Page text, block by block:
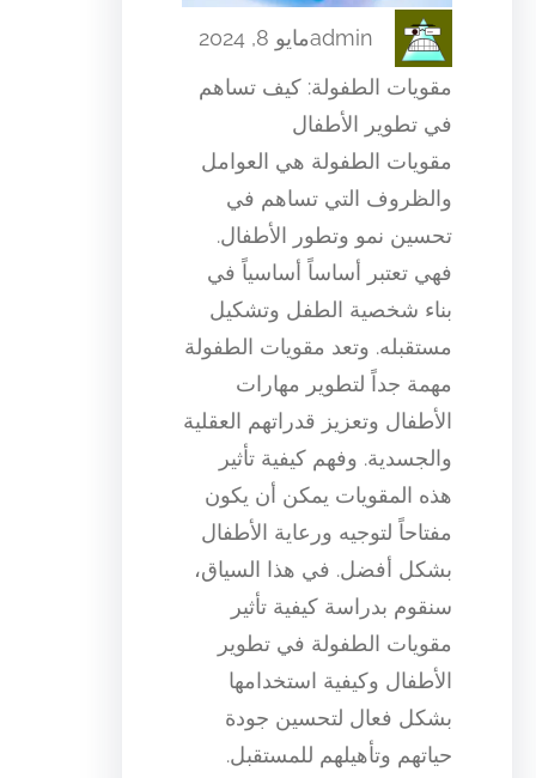
adminمايو 8, 2024
مقويات الطفولة: كيف تساهم
في تطوير الأطفال
مقويات الطفولة هي العوامل
والظروف التي تساهم في
تحسين نمو وتطور الأطفال.
فهي تعتبر أساساً أساسياً في
بناء شخصية الطفل وتشكيل
مستقبله. وتعد مقويات الطفولة
مهمة جداً لتطوير مهارات
الأطفال وتعزيز قدراتهم العقلية
والجسدية. وفهم كيفية تأثير
هذه المقويات يمكن أن يكون
مفتاحاً لتوجيه ورعاية الأطفال
بشكل أفضل. في هذا السياق،
سنقوم بدراسة كيفية تأثير
مقويات الطفولة في تطوير
الأطفال وكيفية استخدامها
بشكل فعال لتحسين جودة
حياتهم وتأهيلهم للمستقبل.